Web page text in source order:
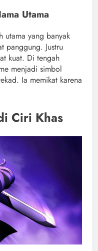
Utama
utama yang banyak
panggung. Justru
kuat. Di tengah
menjadi simbol
Ia memikat karena
Ciri Khas